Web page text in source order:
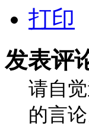
打印
发表评
请自
的言论